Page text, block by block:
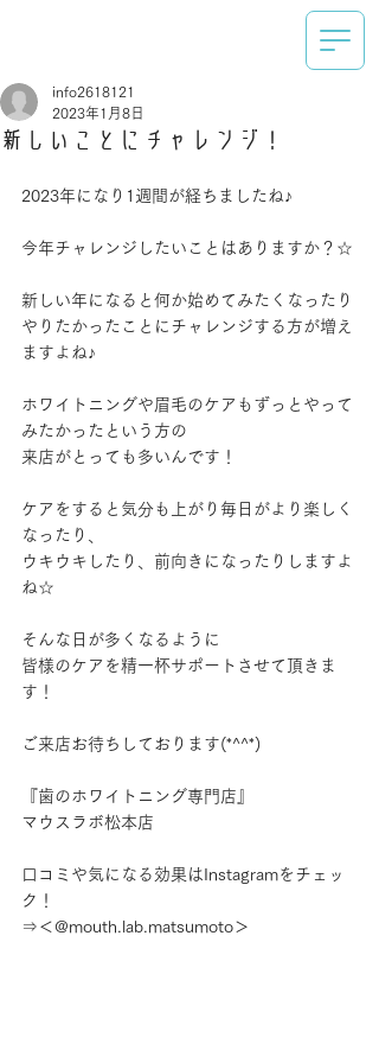
新しいことにチャレンジ！
info2618121
2023年1月8日
2023年になり1週間が経ちましたね♪
今年チャレンジしたいことはありますか？☆
新しい年になると何か始めてみたくなったり
やりたかったことにチャレンジする方が増え
ますよね♪
ホワイトニングや眉毛のケアもずっとやって
みたかったという方の
来店がとっても多いんです！
ケアをすると気分も上がり毎日がより楽しく
なったり、
ウキウキしたり、前向きになったりしますよ
ね☆
そんな日が多くなるように
皆様のケアを精一杯サポートさせて頂きま
す！
ご来店お待ちしております(*^^*)
『歯のホワイトニング専門店』
マウスラボ松本店
口コミや気になる効果はInstagramをチェッ
ク！
⇒＜@mouth.lab.matsumoto＞